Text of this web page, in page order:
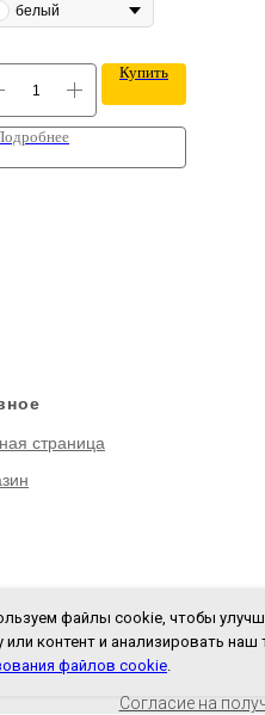
белый
Купить
страница
обработки персональных
Согласие на
файлы cookie, чтобы
или контент и анализировать
файлов cookie.